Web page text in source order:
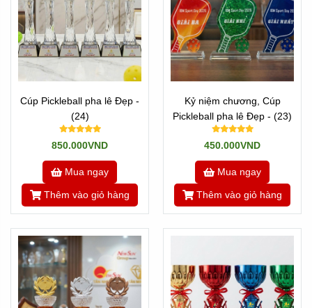
Cúp Pickleball pha lê Đẹp -
(24)
850.000VND
Mua ngay
Thêm vào giỏ hàng
Kỷ niệm chương, Cúp
Pickleball pha lê Đẹp - (23)
450.000VND
Mua ngay
Thêm vào giỏ hàng